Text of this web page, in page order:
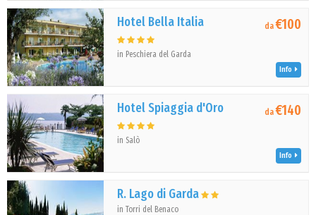
Hotel Bella Italia
in Peschiera del Garda
da€100
Info
Hotel Spiaggia d'Oro
in Salò
da€140
Info
R. Lago di Garda
in Torri del Benaco